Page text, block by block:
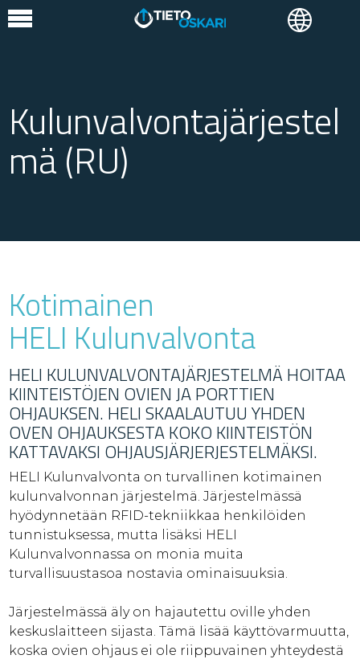
Kulunvalvontajärjestel
mä (RU)
Kotimainen
HELI Kulunvalvonta
HELI KULUNVALVONTAJÄRJESTELMÄ HOITAA
KIINTEISTÖJEN OVIEN JA PORTTIEN
OHJAUKSEN. HELI SKAALAUTUU YHDEN
OVEN OHJAUKSESTA KOKO KIINTEISTÖN
KATTAVAKSI OHJAUSJÄRJERJESTELMÄKSI.
HELI Kulunvalvonta on turvallinen kotimainen
kulunvalvonnan järjestelmä. Järjestelmässä
hyödynnetään RFID-tekniikkaa henkilöiden
tunnistuksessa, mutta lisäksi HELI
Kulunvalvonnassa on monia muita
turvallisuustasoa nostavia ominaisuuksia.
Järjestelmässä äly on hajautettu oville yhden
keskuslaitteen sijasta. Tämä lisää käyttövarmuutta,
koska ovien ohjaus ei ole riippuvainen yhteydestä